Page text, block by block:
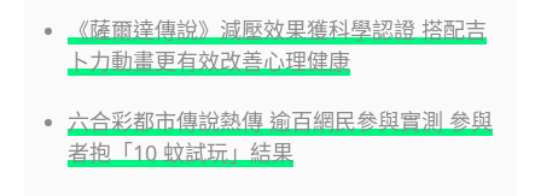
《薩爾達傳說》減壓效果獲科學認證 搭配吉
卜力動畫更有效改善心理健康
六合彩都市傳說熱傳 逾百網民參與實測 參與
者抱「10 蚊試玩」結果